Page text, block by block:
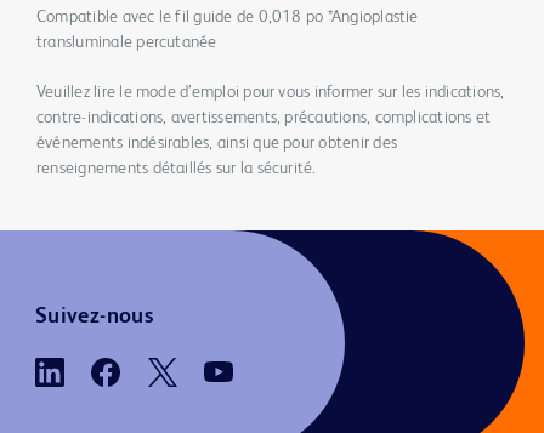
Compatible avec le fil guide de 0,018 po *Angioplastie
transluminale percutanée
Veuillez lire le mode d’emploi pour vous informer sur les indications,
contre-indications, avertissements, précautions, complications et
événements indésirables, ainsi que pour obtenir des
renseignements détaillés sur la sécurité.
Suivez-nous